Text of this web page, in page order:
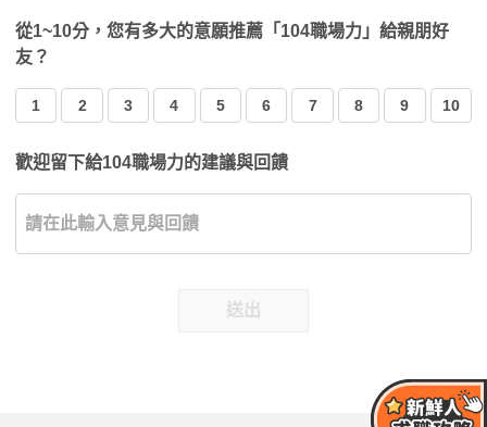
從1~10分，您有多大的意願推薦「104職場力」給親朋好
友？
1 2 3 4 5 6 7 8 9 10
歡迎留下給104職場力的建議與回饋
送出